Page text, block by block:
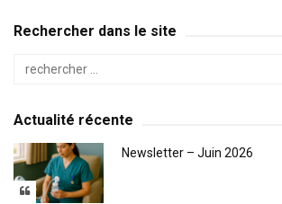
Rechercher dans le site
Actualité récente
Newsletter – Juin 2026